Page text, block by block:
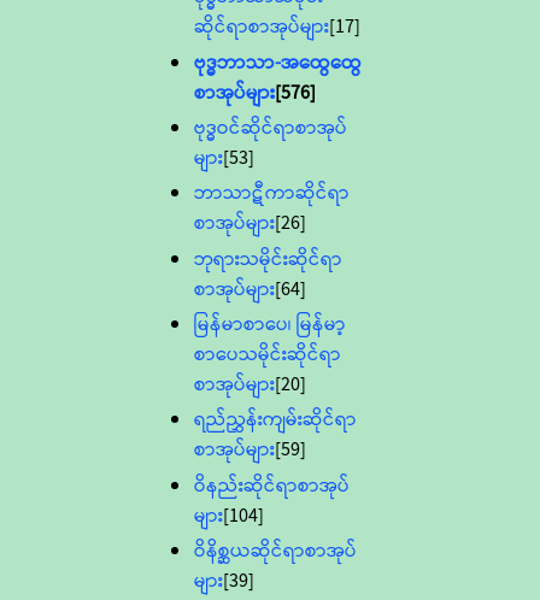
ဆိုင်ရာစာအုပ်များ[17]
ဗုဒ္ဓဘာသာ-အထွေထွေ
စာအုပ်များ[576]
ဗုဒ္ဓဝင်ဆိုင်ရာစာအုပ်
များ[53]
ဘာသာဋီကာဆိုင်ရာ
စာအုပ်များ[26]
ဘုရားသမိုင်းဆိုင်ရာ
စာအုပ်များ[64]
မြန်မာစာပေ၊ မြန်မာ့
စာပေသမိုင်းဆိုင်ရာ
စာအုပ်များ[20]
ရည်ညွှန်းကျမ်းဆိုင်ရာ
စာအုပ်များ[59]
ဝိနည်းဆိုင်ရာစာအုပ်
များ[104]
ဝိနိစ္ဆယဆိုင်ရာစာအုပ်
များ[39]